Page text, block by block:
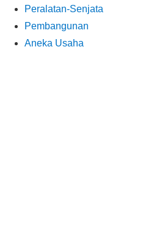
Peralatan-Senjata
Pembangunan
Aneka Usaha